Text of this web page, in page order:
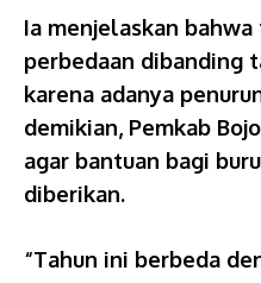
Ia menjelaskan
perbedaan dibanding
karena adanya
demikian, Pemkab
agar bantuan bagi
diberikan.
“Tahun ini berbeda